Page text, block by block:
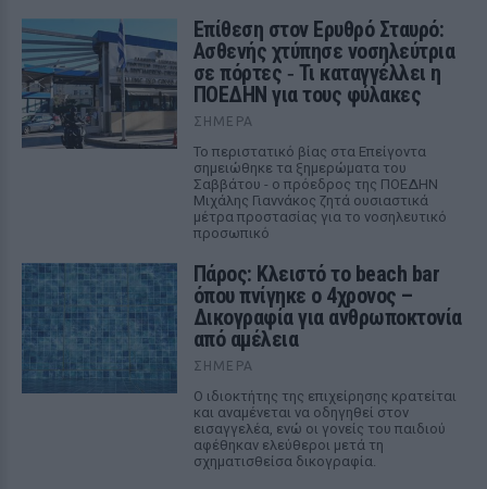
Επίθεση στον Ερυθρό Σταυρό:
Ασθενής χτύπησε νοσηλεύτρια
σε πόρτες ‑ Τι καταγγέλλει η
ΠΟΕΔΗΝ για τους φύλακες
ΣΉΜΕΡΑ
Το περιστατικό βίας στα Επείγοντα
σημειώθηκε τα ξημερώματα του
Σαββάτου - ο πρόεδρος της ΠΟΕΔΗΝ
Μιχάλης Γιαννάκος ζητά ουσιαστικά
μέτρα προστασίας για το νοσηλευτικό
προσωπικό
Πάρος: Κλειστό το beach bar
όπου πνίγηκε ο 4χρονος –
Δικογραφία για ανθρωποκτονία
από αμέλεια
ΣΉΜΕΡΑ
Ο ιδιοκτήτης της επιχείρησης κρατείται
και αναμένεται να οδηγηθεί στον
εισαγγελέα, ενώ οι γονείς του παιδιού
αφέθηκαν ελεύθεροι μετά τη
σχηματισθείσα δικογραφία.